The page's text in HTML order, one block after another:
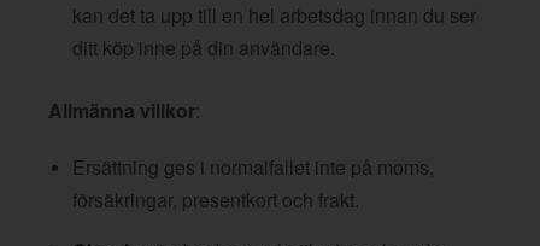
kan det ta upp till en hel arbetsdag innan du ser
ditt köp inne på din användare.
Allmänna villkor:
Ersättning ges i normalfallet inte på moms,
försäkringar, presentkort och frakt.